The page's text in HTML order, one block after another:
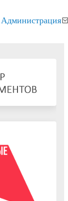
Администрация